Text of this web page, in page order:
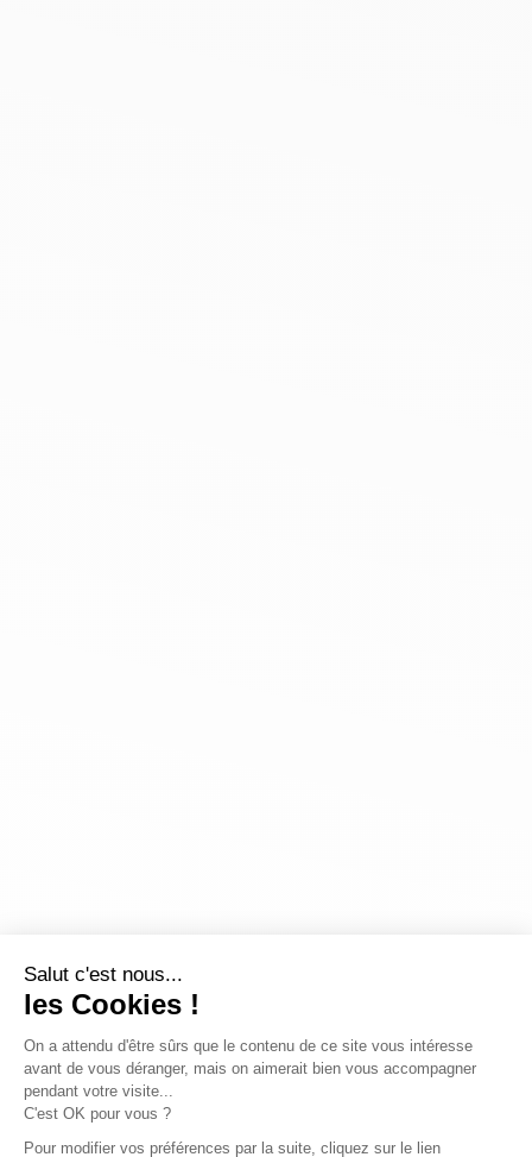
Salut c'est nous...
les Cookies !
On a attendu d'être sûrs que le contenu de ce site vous intéresse
avant de vous déranger, mais on aimerait bien vous accompagner
pendant votre visite...
C'est OK pour vous ?
Pour modifier vos préférences par la suite, cliquez sur le lien